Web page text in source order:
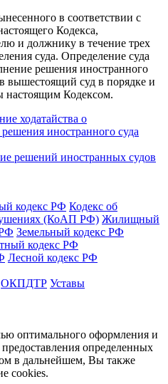
в соответствии с
Кодекса,
и должнику в течение трех
суда. Определение суда
решения иностранного
вышестоящий суд в порядке и
настоящим Кодексом.
ходатайства о
иностранного суда
решений иностранных судов
кодекс РФ Кодекс об
(КоАП РФ) Жилищный
Земельный кодекс РФ
кодекс РФ
Лесной кодекс РФ
ОКПДТР Уставы
оптимального оформления и
определенных
в дальнейшем, Вы также
cookies.